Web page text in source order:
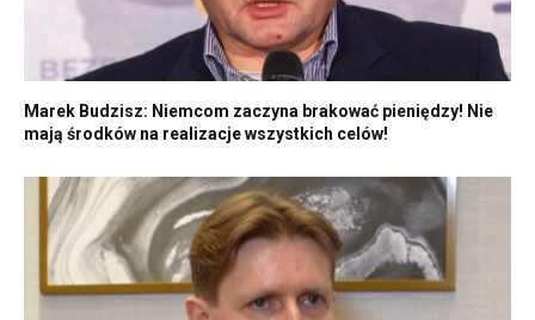
Marek Budzisz: Niemcom zaczyna brakować pieniędzy! Nie
mają środków na realizacje wszystkich celów!